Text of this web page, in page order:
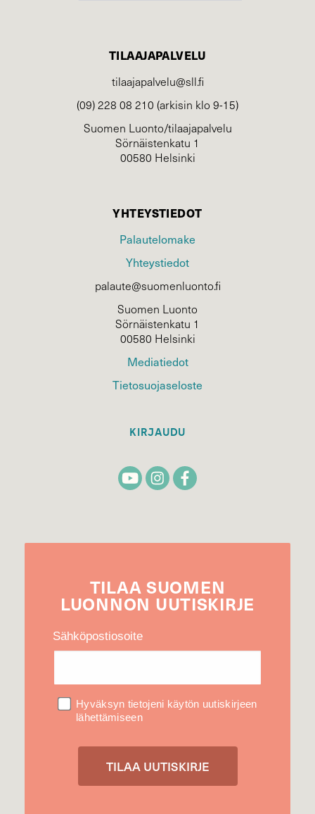
TILAAJAPALVELU
tilaajapalvelu@sll.fi
(09) 228 08 210 (arkisin klo 9-15)
Suomen Luonto/tilaajapalvelu
Sörnäistenkatu 1
00580 Helsinki
YHTEYSTIEDOT
Palautelomake
Yhteystiedot
palaute@suomenluonto.fi
Suomen Luonto
Sörnäistenkatu 1
00580 Helsinki
Mediatiedot
Tietosuojaseloste
KIRJAUDU
TILAA SUOMEN
LUONNON UUTIS­KIRJE
Sähköpostiosoite
Hyväksyn tietojeni käytön uutiskirjeen
lähettämiseen